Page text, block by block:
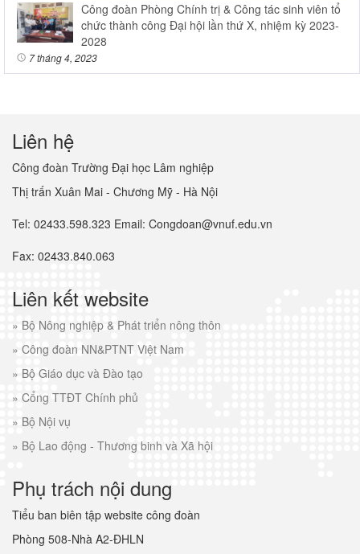
Công đoàn Phòng Chính trị & Công tác sinh viên tổ
chức thành công Đại hội lần thứ X, nhiệm kỳ 2023-
2028
7 tháng 4, 2023
Liên hệ
Công đoàn Trường Đại học Lâm nghiệp
Thị trấn Xuân Mai - Chương Mỹ - Hà Nội
Tel: 02433.598.323 Email: Congdoan@vnuf.edu.vn
Fax: 02433.840.063
Liên kết website
» Bộ Nông nghiệp & Phát triển nông thôn
» Công đoàn NN&PTNT Việt Nam
» Bộ Giáo dục và Đào tạo
» Cổng TTĐT Chính phủ
» Bộ Nội vụ
» Bộ Lao động - Thương binh và Xã hội
Phụ trách nội dung
Tiểu ban biên tập website công đoàn
Phòng 508-Nhà A2-ĐHLN